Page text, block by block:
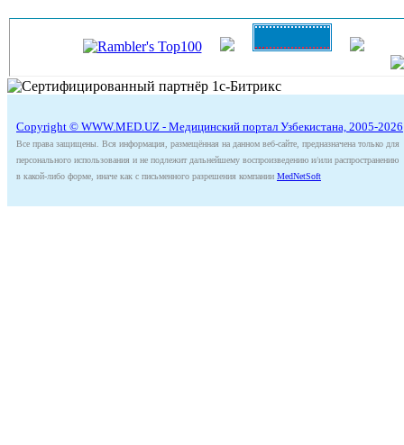
Copyright © WWW.MED.UZ - Медицинский портал Узбекистана, 2005-2026
Все права защищены. Вся информация, размещённая на данном веб-сайте, предназначена только для
персонального использования и не подлежит дальнейшему воспроизведению и/или распространению
в какой-либо форме, иначе как с письменного разрешения компании MedNetSoft